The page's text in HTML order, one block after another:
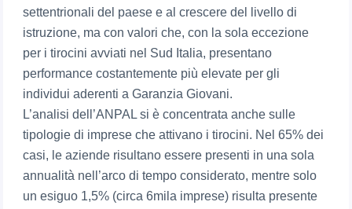
settentrionali del paese e al crescere del livello di
istruzione, ma con valori che, con la sola eccezione
per i tirocini avviati nel Sud Italia, presentano
performance costantemente più elevate per gli
individui aderenti a Garanzia Giovani.
L’analisi dell’ANPAL si è concentrata anche sulle
tipologie di imprese che attivano i tirocini. Nel 65% dei
casi, le aziende risultano essere presenti in una sola
annualità nell’arco di tempo considerato, mentre solo
un esiguo 1,5% (circa 6mila imprese) risulta presente